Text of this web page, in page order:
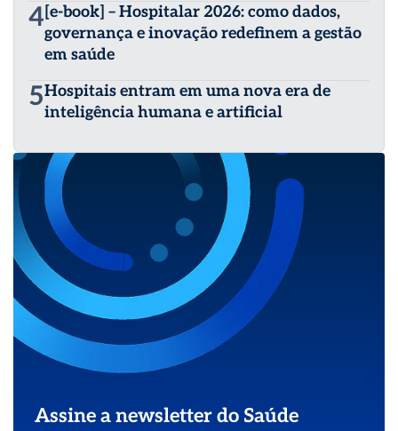
4[e-book] – Hospitalar 2026: como dados,
governança e inovação redefinem a gestão
em saúde
5Hospitais entram em uma nova era de
inteligência humana e artificial
Assine a newsletter do Saúde